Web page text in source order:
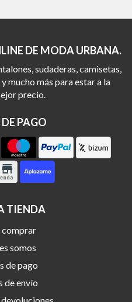
DE MODA URBANA.
sudaderas, camisetas,
mucho más para estar a la
precio.
PAGO
TIENDA
comprar
somos
de pago
de envío